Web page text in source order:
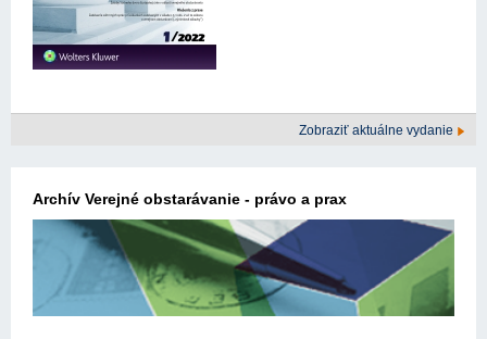
Zobraziť aktuálne vydanie
Archív Verejné obstarávanie - právo a prax